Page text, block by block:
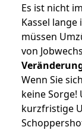
Es ist nicht
Kassel
müssen
von
Wenn Sie
keine Sorge!
kurzfristige